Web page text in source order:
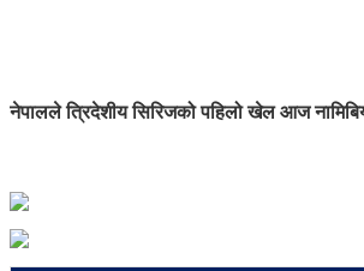
नेपालले त्रिदेशीय सिरिजको पहिलो खेल आज